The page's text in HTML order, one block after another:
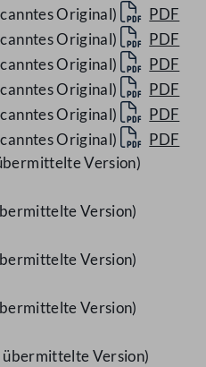
Original)
PDF
Original)
PDF
Original)
PDF
Original)
PDF
Original)
PDF
Original)
PDF
Version)
Version)
Version)
Version)
übermittelte Version)